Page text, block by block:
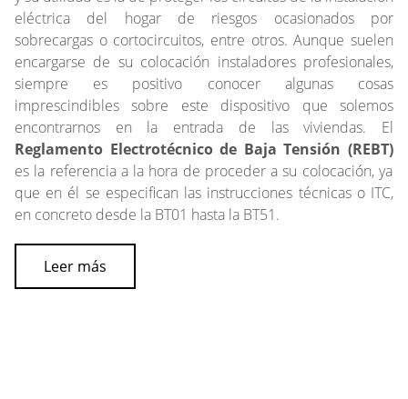
eléctrica del hogar de riesgos ocasionados por
sobrecargas o cortocircuitos, entre otros. Aunque suelen
encargarse de su colocación instaladores profesionales,
siempre es positivo conocer algunas cosas
imprescindibles sobre este dispositivo que solemos
encontrarnos en la entrada de las viviendas. El
Reglamento Electrotécnico de Baja Tensión (REBT)
es la referencia a la hora de proceder a su colocación, ya
que en él se especifican las instrucciones técnicas o ITC,
en concreto desde la BT01 hasta la BT51.
Leer más